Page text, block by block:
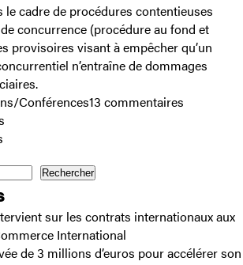
le cadre de procédures contentieuses
concurrence (procédure au fond et
provisoires visant à empêcher qu’un
n’entraîne de dommages
Conférences13 commentaires
l’imposer,
Rechercher
sur les contrats internationaux aux
International
de 3 millions d’euros pour accélérer son